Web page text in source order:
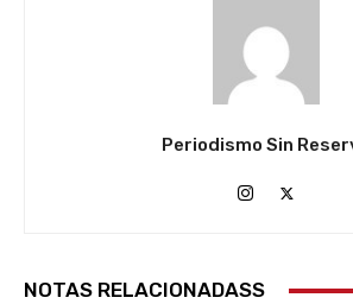
Periodismo Sin
NOTAS RELACIONADASS